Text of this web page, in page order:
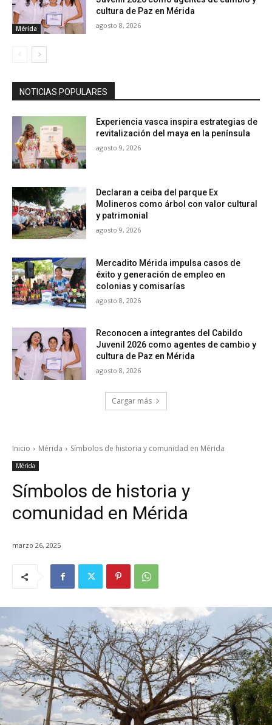
Mérida
cultura de Paz en Mérida
agosto 8, 2026
NOTICIAS POPULARES
Experiencia vasca inspira estrategias de
revitalización del maya en la península
agosto 9, 2026
Declaran a ceiba del parque Ex
Molineros como árbol con valor cultural
y patrimonial
agosto 9, 2026
Mercadito Mérida impulsa casos de
éxito y generación de empleo en
colonias y comisarías
agosto 8, 2026
Reconocen a integrantes del Cabildo
Juvenil 2026 como agentes de cambio y
cultura de Paz en Mérida
agosto 8, 2026
Cargar más